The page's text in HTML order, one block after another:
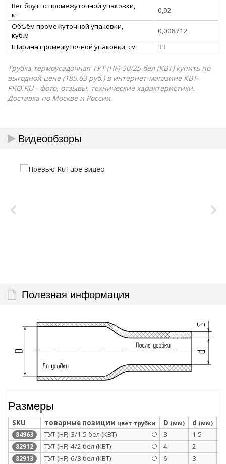
Вес брутто промежуточной упаковки,
кг
0,92
Объём промежуточной упаковки,
куб.м
0,008712
Ширина промежуточной упаковки, см
33
Трубка термоусадочная ТУТ (HF)-50/25 бел (КВТ) купить по
выгодной цене (185.63 руб.) в интернет-магазине КВТ-
PRO.RU - фото, отзывы, технические характеристики.
Доставка по Москве и России
Видеообзоры
Полезная информация
Размеры
SKU товарные позиции цвет трубки D (мм) d (мм)
84963 ТУТ (HF)-3/1.5 бел (КВТ) 3 1.5
82912 ТУТ (HF)-4/2 бел (КВТ) 4 2
82913 ТУТ (HF)-6/3 бел (КВТ) 6 3